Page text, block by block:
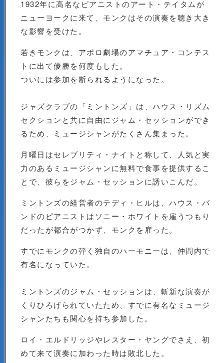
1932年に高名なピアニストのアート・テイタムが
ニューヨークに来て、モンクはその演奏を聴き大き
な影響を受けた。
若きモンクは、アポロ劇場のアマチュア・コンテス
トに出て優勝を何度もした。
ついには参加を断られるようになった。
ジャズクラブの「ミントンズ」は、ハウス・リズム
セクションと共に自由にジャム・セッションができ
るため、ミュージシャンがたくさん集まった。
月曜日はセレブリティ・ナイトと称して、人気と実
力のあるミュージシャンに無料で食事を提供するこ
とで、彼らをジャム・セッションに誘いこんだ。
ミントンズの経営者のテディ・ヒルは、ハウス・バ
ンドのピアニストはソニー・ホワイトを雇うつもり
だったが都合がつかず、モンクを雇った。
すでにモンクの弾く独自のハーモニーは、仲間内で
有名になっていた。
ミントンズのジャム・セッションは、斬新な演奏が
くりひろげられていたため、すでに有名なミュージ
シャンたちも関心を持ち参加した。
ロイ・エルドリッジやレスター・ヤングでさえ、初
めて来て演奏に加わった時は敗北した。